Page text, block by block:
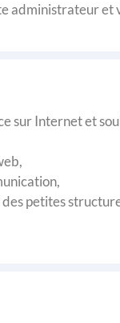
administrateur et
sur Internet et
petites